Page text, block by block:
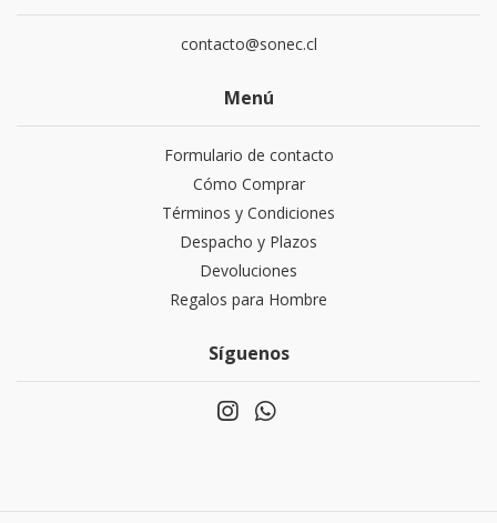
contacto@sonec.cl
Menú
Formulario de contacto
Cómo Comprar
Términos y Condiciones
Despacho y Plazos
Devoluciones
Regalos para Hombre
Síguenos